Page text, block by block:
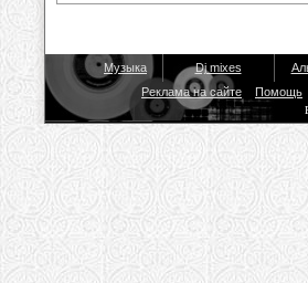
Музыка Dj mixes
Реклама на сайте
Помощь